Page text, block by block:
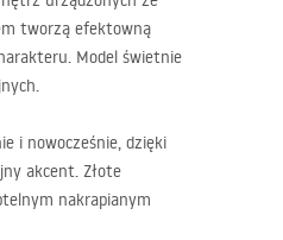
tworzą efektowną
Model świetnie
i nowocześnie, dzięki
akcent. Złote
nakrapianym